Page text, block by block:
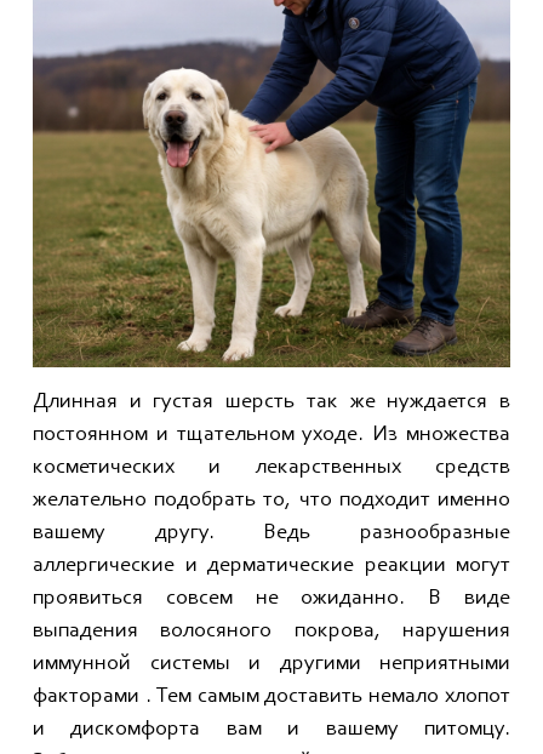
Длинная и густая шерсть так же нуждается в
постоянном и тщательном уходе. Из множества
косметических и лекарственных средств
желательно подобрать то, что подходит именно
вашему другу. Ведь разнообразные
аллергические и дерматические реакции могут
проявиться совсем не ожиданно. В виде
выпадения волосяного покрова, нарушения
иммунной системы и другими неприятными
факторами . Тем самым доставить немало хлопот
и дискомфорта вам и вашему питомцу.